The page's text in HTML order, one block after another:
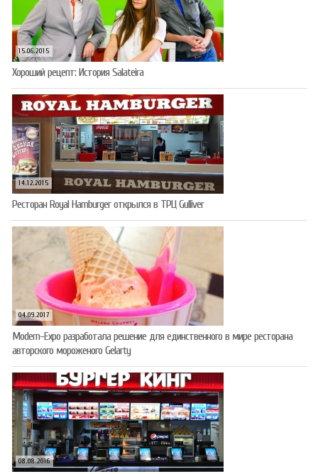
15.06.2015
Хороший рецепт: История Salateira
14.12.2015
Ресторан Royal Hamburger открылся в ТРЦ Gulliver
04.09.2017
Modern-Expo разработала решение для единственного в мире ресторана
авторского мороженого Gelarty
08.08.2016